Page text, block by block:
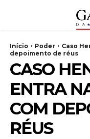
Início Poder
Caso
depoimento de réus
CASO
ENTRA
COM
RÉUS